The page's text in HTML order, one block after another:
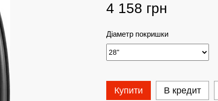
4 158 грн
Діаметр покришки
Купити В кредит